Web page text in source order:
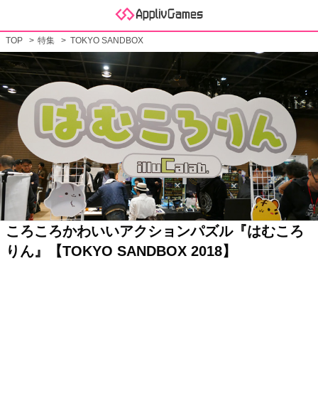
TOP 特集 TOKYO SANDBOX
ころころかわいいアクションパズル『はむころ
りん』【TOKYO SANDBOX 2018】